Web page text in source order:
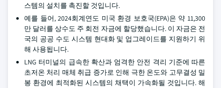
스템의 설치를 촉진할 것입니다.
예를 들어, 2024회계연도 미국 환경 보호국(EPA)은 약 11,300
만 달러를 상수도 주 회전 자금에 할당했습니다. 이 자금은 전
국의 공공 수도 시스템 현대화 및 업그레이드를 지원하기 위
해 사용됩니다.
LNG 터미널의 급속한 확산과 엄격한 안전 격리 기준에 따른
초저온 처리 매체 취급 증가로 인해 극한 온도와 고무결성 밀
봉 환경에 최적화된 시스템의 채택이 가속화될 것입니다. 해